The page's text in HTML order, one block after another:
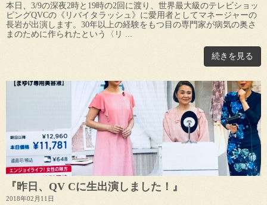
本日、3/9の深夜2時と19時の2回に渡り、世界最大級のテレビショッ
ピングQVCの《リバイタラッシュ》に愛用者としてマネージャーの
長岩が出演します。30年以上の経験をもつ目の専門家が病気の奥さ
まのために作られたという〈リ ...
続きを見る
『昨日、QV Cに生出演しました！』
2018年02月11日